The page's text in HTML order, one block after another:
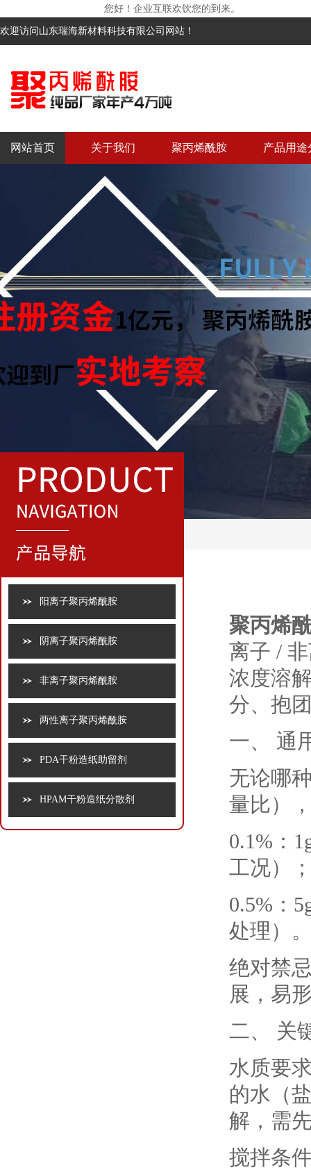
您好！企业互联欢饮您的到来。
欢迎访问山东瑞海新材料科技有限公司网站！
网站首页 关于我们 聚丙烯酰胺 产品用途
阳离子聚丙烯酰胺
阴离子聚丙烯酰胺
非离子聚丙烯酰胺
两性离子聚丙烯酰胺
PDA干粉造纸助留剂
HPAM干粉造纸分散剂
聚丙烯
离子 /
浓度溶
分、抱
一、 通
无论哪
量比）
0.1%：
工况）
0.5%：
处理）
绝对禁
展，易
二、 关
水质要
的水（
解，需
搅拌条